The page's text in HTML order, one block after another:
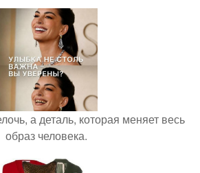
а деталь, которая меняет весь
образ человека.